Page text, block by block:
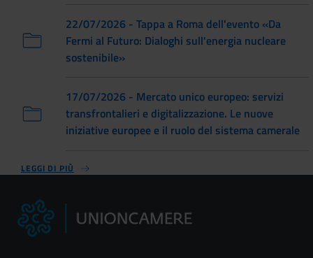
22/07/2026 - Tappa a Roma dell'evento «Da
Fermi al Futuro: Dialoghi sull'energia nucleare
sostenibile»
17/07/2026 - Mercato unico europeo: servizi
transfrontalieri e digitalizzazione. Le nuove
iniziative europee e il ruolo del sistema camerale
LEGGI DI PIÙ